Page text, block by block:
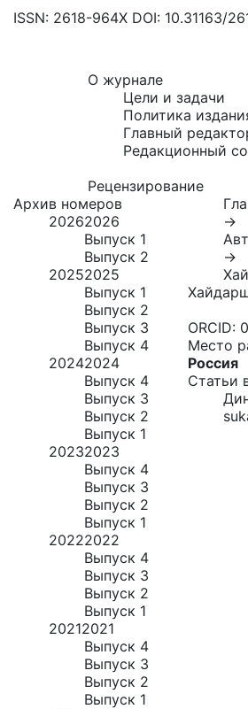
ISSN: 2618-964X DOI: 10.31163/
О журнале
Цели и задачи
Политика
Главный
Редакционный
Рецензирование
Архив номеров
20262026
Выпуск 1
Выпуск 2
20252025
Выпуск 1
Выпуск 2
Выпуск 3
Выпуск 4
20242024
Выпуск 4
Выпуск 3
Выпуск 2
Выпуск 1
20232023
Выпуск 4
Выпуск 3
Выпуск 2
Выпуск 1
20222022
Выпуск 4
Выпуск 3
Выпуск 2
Выпуск 1
20212021
Выпуск 4
Выпуск 3
Выпуск 2
Выпуск 1
→
→
ORCID:
Место
Россия
Статьи